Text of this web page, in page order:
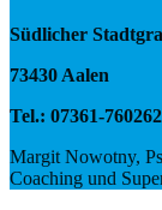
Südlicher
73430 Aalen
Tel.: 07361-760262
Margit Nowotny,
Coaching und